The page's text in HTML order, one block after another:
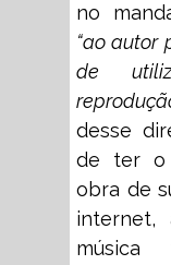
no
“ao autor
de
desse
de ter o
obra de
internet,
música